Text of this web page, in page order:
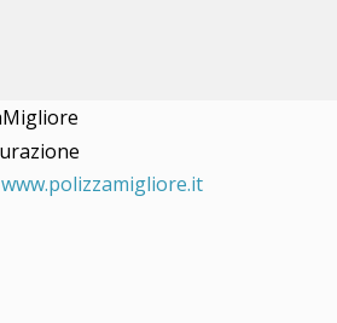
www.polizzamigliore.it